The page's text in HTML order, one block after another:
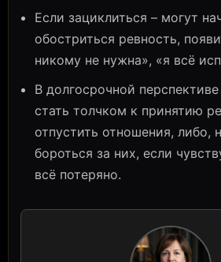
Если зациклиться – могут
обостриться ревность,
никому не нужна», «я всё
В долгосрочной
стать толчком к принятию
отпустить отношения, либо,
бороться за них, если
всё потеряно.